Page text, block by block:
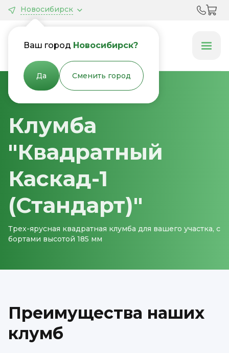
Новосибирск
Ваш город Новосибирск?
Да Сменить город
Грядки & Клумбы
Главная Клумбы
Клумба
"Квадратный
Каскад-1
(Стандарт)"
Трех-ярусная квадратная клумба для вашего участка, с
бортами высотой 185 мм
Преимущества наших
клумб